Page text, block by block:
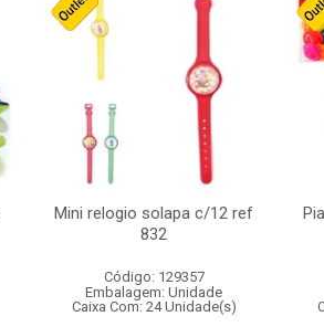
Mini relogio solapa c/12 ref
832
Código: 129357
Embalagem: Unidade
Caixa Com: 24 Unidade(s)